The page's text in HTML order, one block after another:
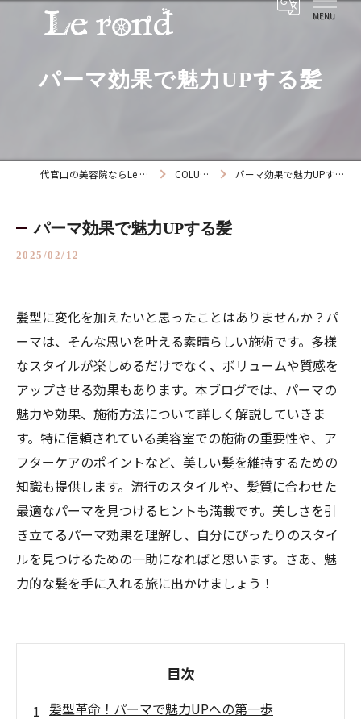
パーマ効果で魅力UPする髪
代官山の美容院ならLe rond COLUMN パーマ効果で魅力UPする髪
パーマ効果で魅力UPする髪
2025/02/12
髪型に変化を加えたいと思ったことはありませんか？パ
ーマは、そんな思いを叶える素晴らしい施術です。多様
なスタイルが楽しめるだけでなく、ボリュームや質感を
アップさせる効果もあります。本ブログでは、パーマの
魅力や効果、施術方法について詳しく解説していきま
す。特に信頼されている美容室での施術の重要性や、ア
フターケアのポイントなど、美しい髪を維持するための
知識も提供します。流行のスタイルや、髪質に合わせた
最適なパーマを見つけるヒントも満載です。美しさを引
き立てるパーマ効果を理解し、自分にぴったりのスタイ
ルを見つけるための一助になればと思います。さあ、魅
力的な髪を手に入れる旅に出かけましょう！
目次
髪型革命！パーマで魅力UPへの第一歩